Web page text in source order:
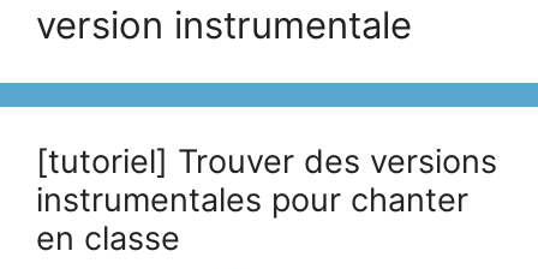
version instrumentale
[tutoriel] Trouver des versions
instrumentales pour chanter
en classe